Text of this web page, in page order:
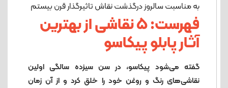
به مناسبت سالروز درگذشت نقاش تاثیرگذار قرن بیستم
فهرست: 5 نقاشی از بهترین
آثار پابلو پیکاسو
گفته می‌شود پیکاسو، در سن سیزده سالگی اولین
نقاشی‌های رنگ و روغن خود را خلق کرد و از آن زمان